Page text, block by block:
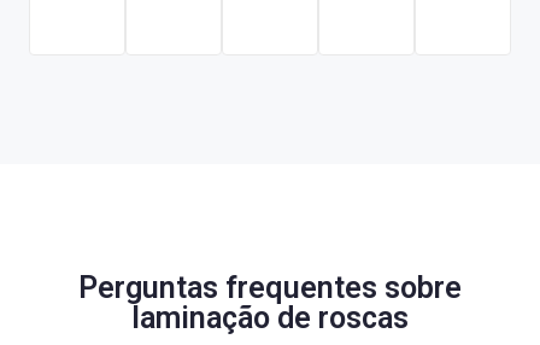
Perguntas frequentes sobre
laminação de roscas